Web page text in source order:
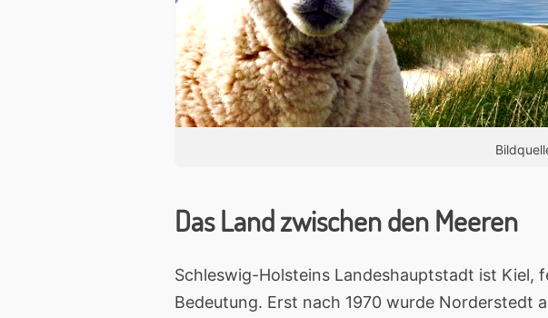
Das Land zwischen den Meeren
Schleswig-Holsteins Landeshauptstadt ist Kiel,
Bedeutung. Erst nach 1970 wurde